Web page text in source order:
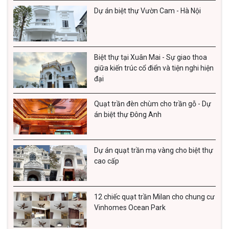
Dự án biệt thự Vườn Cam - Hà Nội
Biệt thự tại Xuân Mai - Sự giao thoa
giữa kiến trúc cổ điển và tiện nghi hiện
đại
Quạt trần đèn chùm cho trần gỗ - Dự
án biệt thự Đông Anh
Dự án quạt trần mạ vàng cho biệt thự
cao cấp
12 chiếc quạt trần Milan cho chung cư
Vinhomes Ocean Park
thường có thiết kế gọn gàng, ánh sáng tập trung và
chiếu sáng tốt. Đèn hành lang và cầu thang có thể được
lắp đặt theo hàng dọc hoặc đối xứng nhau, tạo ra một
luồng sáng liên tục cho khu vực đi lại.
4. Đèn tường cổ điển
Đèn gắn tường cổ điển mang đến vẻ đẹp và sự sang
trọng của thời gian xưa. Chúng thường được làm từ
đồng hoặc sắt rèn, với các chi tiết trang trí tinh xảo và
đường nét uốn lượn. Đèn cổ điển rất phù hợp với phong
cách nội thất truyền thống, tạo ra không gian ấm cúng
và đẳng cấp.
5. Đèn tường hiện đại
Đèn treo tường hiện đại thể hiện sự đơn giản, tinh tế và